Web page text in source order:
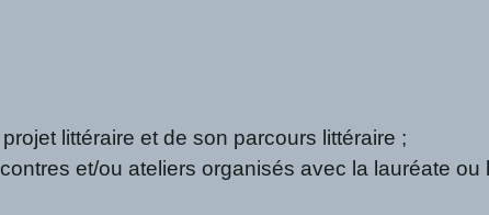
littéraire et de son parcours littéraire ;
et/ou ateliers organisés avec la lauréate